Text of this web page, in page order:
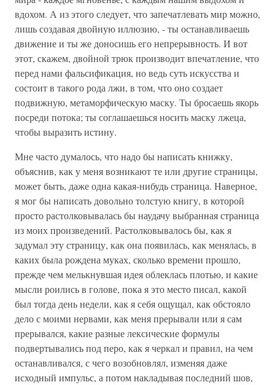
вдохом. А из этого следует, что запечатлевать мир можно,
лишь создавая двойную иллюзию, - ты останавливаешь
движение и ты же доносишь его непрерывность. И вот
этот, скажем, двойной трюк производит впечатление, что
перед нами фальсификация, но ведь суть искусства и
состоит в такого рода лжи, в том, что оно создает
подвижную, метаморфическую маску. Ты бросаешь якорь
посреди потока; ты соглашаешься носить маску лжеца,
чтобы выразить истину.
Мне часто думалось, что надо бы написать книжку,
объяснив, как у меня возникают те или другие страницы,
может быть, даже одна какая-нибудь страница. Наверное,
я мог бы написать довольно толстую книгу, в которой
просто растолковывалась бы наудачу выбранная страница
из моих произведений. Растолковывалось бы, как я
задумал эту страницу, как она появилась, как менялась, в
каких была рождена муках, сколько времени прошло,
прежде чем мелькнувшая идея облеклась плотью, и какие
мысли роились в голове, пока я это место писал, какой
был тогда день недели, как я себя ощущал, как обстояло
дело с моими нервами, как меня прерывали или я сам
прерывался, какие разные лексические формулы
подвертывались под перо, как я черкал и правил, на чем
останавливался, с чего возобновлял, изменяя даже
исходный импульс, а потом накладывая последний шов,